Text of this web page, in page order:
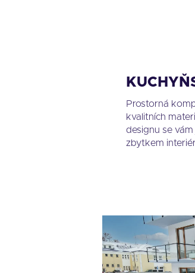
Prostorná
kvalitních
designu se
zbytkem